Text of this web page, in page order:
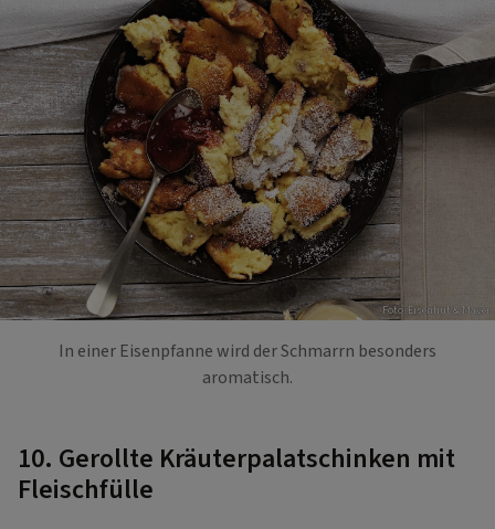
Foto: Eisenhut & Mayer
In einer Eisenpfanne wird der Schmarrn besonders
aromatisch.
10. Gerollte Kräuterpalatschinken mit
Fleischfülle